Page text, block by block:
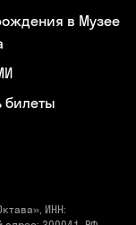
в Музее
билеты
ИНН: